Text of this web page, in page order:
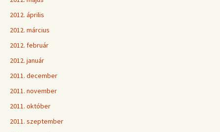
2012. április
2012. március
2012. február
2012. január
2011. december
2011. november
2011. október
2011. szeptember